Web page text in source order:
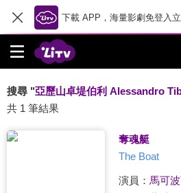
下載 APP，海量影劇免登入
搜尋 "亞歷山卓堤伯利 Alessandro
共 1 筆結果
奪魂艇
The Boat
演員： 馬可